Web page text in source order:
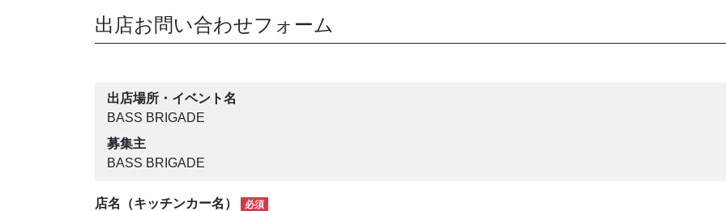
出店お問い合わせフォーム
出店場所・イベント名
BASS BRIGADE
募集主
BASS BRIGADE
店名（キッチンカー名） 必須